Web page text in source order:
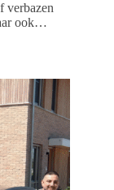
verbazen
ook…